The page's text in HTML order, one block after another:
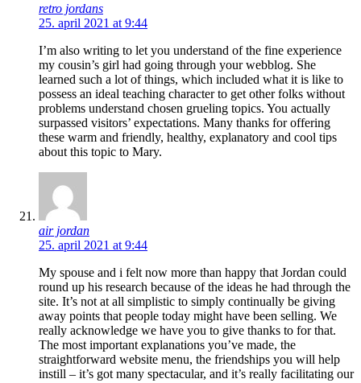
retro jordans
25. april 2021 at 9:44
I’m also writing to let you understand of the fine experience
my cousin’s girl had going through your webblog. She
learned such a lot of things, which included what it is like to
possess an ideal teaching character to get other folks without
problems understand chosen grueling topics. You actually
surpassed visitors’ expectations. Many thanks for offering
these warm and friendly, healthy, explanatory and cool tips
about this topic to Mary.
air jordan
25. april 2021 at 9:44
My spouse and i felt now more than happy that Jordan could
round up his research because of the ideas he had through the
site. It’s not at all simplistic to simply continually be giving
away points that people today might have been selling. We
really acknowledge we have you to give thanks to for that.
The most important explanations you’ve made, the
straightforward website menu, the friendships you will help
instill – it’s got many spectacular, and it’s really facilitating our